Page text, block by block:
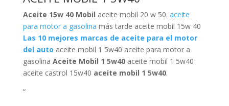
Aceite 15w 40 Mobil aceite mobil 20 w 50. aceite
para motor a gasolina más tarde aceite mobil 15w 40
Las 10 mejores marcas de aceite para el motor
del auto aceite mobil 1 5w40 aceite para motor a
gasolina Aceite Mobil 1 5w40aceite mobil 1 5w40
aceite castrol 15w40 aceite mobil 1 5w40.
“